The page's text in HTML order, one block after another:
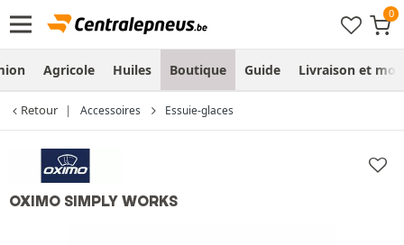
Agricole Huiles Boutique Guide Livraison et
Retour Accessoires Essuie-glaces
OXIMO SIMPLY WORKS